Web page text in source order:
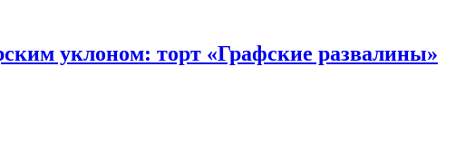
уклоном: торт «Графские развалины»